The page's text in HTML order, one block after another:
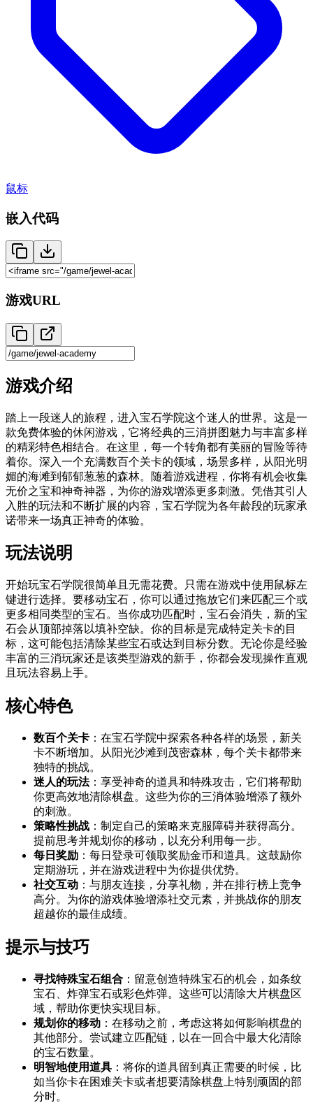
鼠标
嵌入代码
游戏URL
游戏介绍
踏上一段迷人的旅程，进入宝石学院这个迷人的世界。这是一
款免费体验的休闲游戏，它将经典的三消拼图魅力与丰富多样
的精彩特色相结合。在这里，每一个转角都有美丽的冒险等待
着你。深入一个充满数百个关卡的领域，场景多样，从阳光明
媚的海滩到郁郁葱葱的森林。随着游戏进程，你将有机会收集
无价之宝和神奇神器，为你的游戏增添更多刺激。凭借其引人
入胜的玩法和不断扩展的内容，宝石学院为各年龄段的玩家承
诺带来一场真正神奇的体验。
玩法说明
开始玩宝石学院很简单且无需花费。只需在游戏中使用鼠标左
键进行选择。要移动宝石，你可以通过拖放它们来匹配三个或
更多相同类型的宝石。当你成功匹配时，宝石会消失，新的宝
石会从顶部掉落以填补空缺。你的目标是完成特定关卡的目
标，这可能包括清除某些宝石或达到目标分数。无论你是经验
丰富的三消玩家还是该类型游戏的新手，你都会发现操作直观
且玩法容易上手。
核心特色
数百个关卡 ：在宝石学院中探索各种各样的场景，新关
卡不断增加。从阳光沙滩到茂密森林，每个关卡都带来
独特的挑战。
迷人的玩法：享受神奇的道具和特殊攻击，它们将帮助
你更高效地清除棋盘。这些为你的三消体验增添了额外
的刺激。
策略性挑战 ：制定自己的策略来克服障碍并获得高分。
提前思考并规划你的移动，以充分利用每一步。
每日奖励 ：每日登录可领取奖励金币和道具。这鼓励你
定期游玩，并在游戏进程中为你提供优势。
社交互动 ：与朋友连接，分享礼物，并在排行榜上竞争
高分。为你的游戏体验增添社交元素，并挑战你的朋友
超越你的最佳成绩。
提示与技巧
寻找特殊宝石组合 ：留意创造特殊宝石的机会，如条纹
宝石、炸弹宝石或彩色炸弹。这些可以清除大片棋盘区
域，帮助你更快实现目标。
规划你的移动 ：在移动之前，考虑这将如何影响棋盘的
其他部分。尝试建立匹配链，以在一回合中最大化清除
的宝石数量。
明智地使用道具 ：将你的道具留到真正需要的时候，比
如当你卡在困难关卡或者想要清除棋盘上特别顽固的部
分时。